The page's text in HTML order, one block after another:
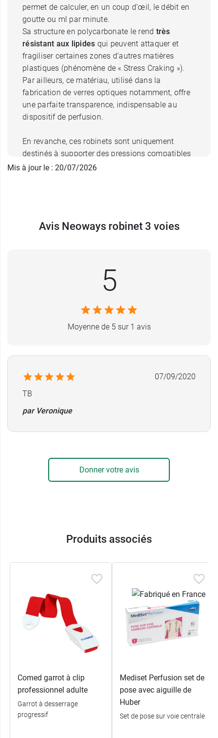
permet de calculer, en un coup d’œil, le débit en
goutte ou ml par minute.
Sa structure en polycarbonate le rend très
résistant aux lipides qui peuvent attaquer et
fragiliser certaines zones d’autres matières
plastiques (phénomène de « Stress Craking »).
Par ailleurs, ce matériau, utilisé dans la
fabrication de verres optiques notamment, offre
une parfaite transparence, indispensable au
dispositif de perfusion.
En revanche, ces robinets sont uniquement
destinés à supporter des pressions compatibles
avec des thérapies intraveineuses et monitorage
Enfin, acceptant les tubulures de 2,5 mm, il est
Caractéristiques du robinet 3 voies
Résistant aux lipides
CE 0459
Mis à jour le : 20/07/2026
Avis Neoways robinet 3 voies
5
Moyenne de 5 sur 1 avis
07/09/2020
TB
par Veronique
Donner votre avis
Produits associés
Comed garrot à clip
professionnel adulte
Garrot à desserrage
progressif
Mediset Perfusion set de
pose avec aiguille de
Huber
Set de pose sur voie centrale